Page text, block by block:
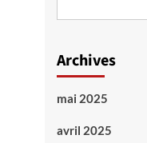
Archives
mai 2025
avril 2025